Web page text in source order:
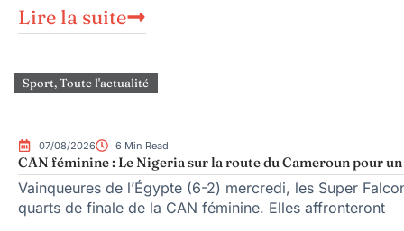
Lire la suite
Sport,Toute l'actualité
07/08/2026 6 Min Read
CAN féminine : Le Nigeria sur la route du Cameroun pour
Vainqueures de l’Égypte (6-2) mercredi, les Super
quarts de finale de la CAN féminine. Elles affronteront